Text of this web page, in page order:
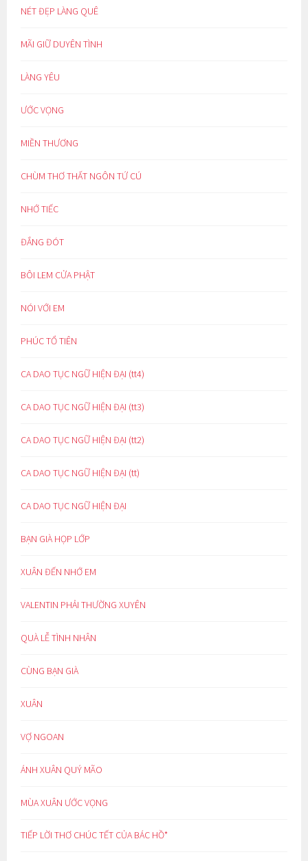
NÉT ĐẸP LÀNG QUÊ
MÃI GIỮ DUYÊN TÌNH
LÀNG YÊU
ƯỚC VỌNG
MIỀN THƯƠNG
CHÙM THƠ THẤT NGÔN TỨ CÚ
NHỚ TIẾC
ĐẮNG ĐÓT
BÔI LEM CỬA PHẬT
NÓI VỚI EM
PHÚC TỔ TIÊN
CA DAO TỤC NGỮ HIỆN ĐẠI (tt4)
CA DAO TỤC NGỮ HIỆN ĐẠI (tt3)
CA DAO TỤC NGỮ HIỆN ĐẠI (tt2)
CA DAO TỤC NGỮ HIỆN ĐẠI (tt)
CA DAO TỤC NGỮ HIỆN ĐẠI
BẠN GIÀ HỌP LỚP
XUÂN ĐẾN NHỚ EM
VALENTIN PHẢI THƯỜNG XUYÊN
QUÀ LỄ TÌNH NHÂN
CÙNG BẠN GIÀ
XUÂN
VỢ NGOAN
ÁNH XUÂN QUÝ MÃO
MÙA XUÂN ƯỚC VỌNG
TIẾP LỜI THƠ CHÚC TẾT CỦA BÁC HỒ*